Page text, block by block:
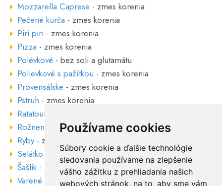
Používame cookies
Súbory cookie a ďalšie technológie
sledovania používame na zlepšenie
vášho zážitku z prehliadania našich
webových stránok, na to, aby sme vám
Mozzarella Caprese - zmes korenia
Pečené kurča - zmes korenia
Piri piri - zmes korenia
Pizza - zmes korenia
Polévkové - bez soli a glutamátu
Polievkové s pažítkou - zmes korenia
Provensálske - zmes korenia
Pstruh - zmes korenia
Ratatouille
Rožnenie
- zmes korenia
Ryby- zmes korenia
Selátko - zmes korenia
Šašlik - zmes korenia
Varené víno- kúsky